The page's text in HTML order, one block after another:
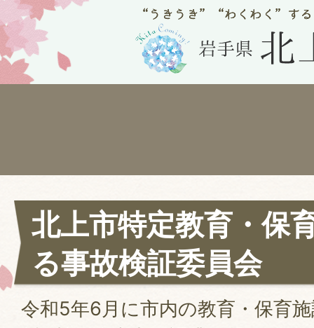
北上市特定教育・保
る事故検証委員会
令和5年6月に市内の教育・保育